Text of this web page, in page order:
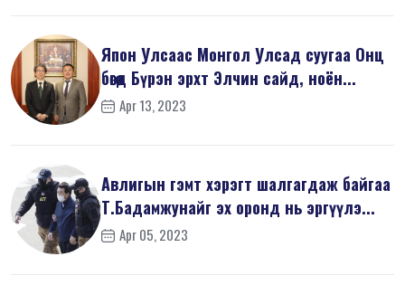
Япон Улсаас Монгол Улсад суугаа Онц
бөгөөд Бүрэн эрхт Элчин сайд, ноён...
Apr 13, 2023
Авлигын гэмт хэрэгт шалгагдаж байгаа
Т.Бадамжунайг эх оронд нь эргүүлэ...
Apr 05, 2023